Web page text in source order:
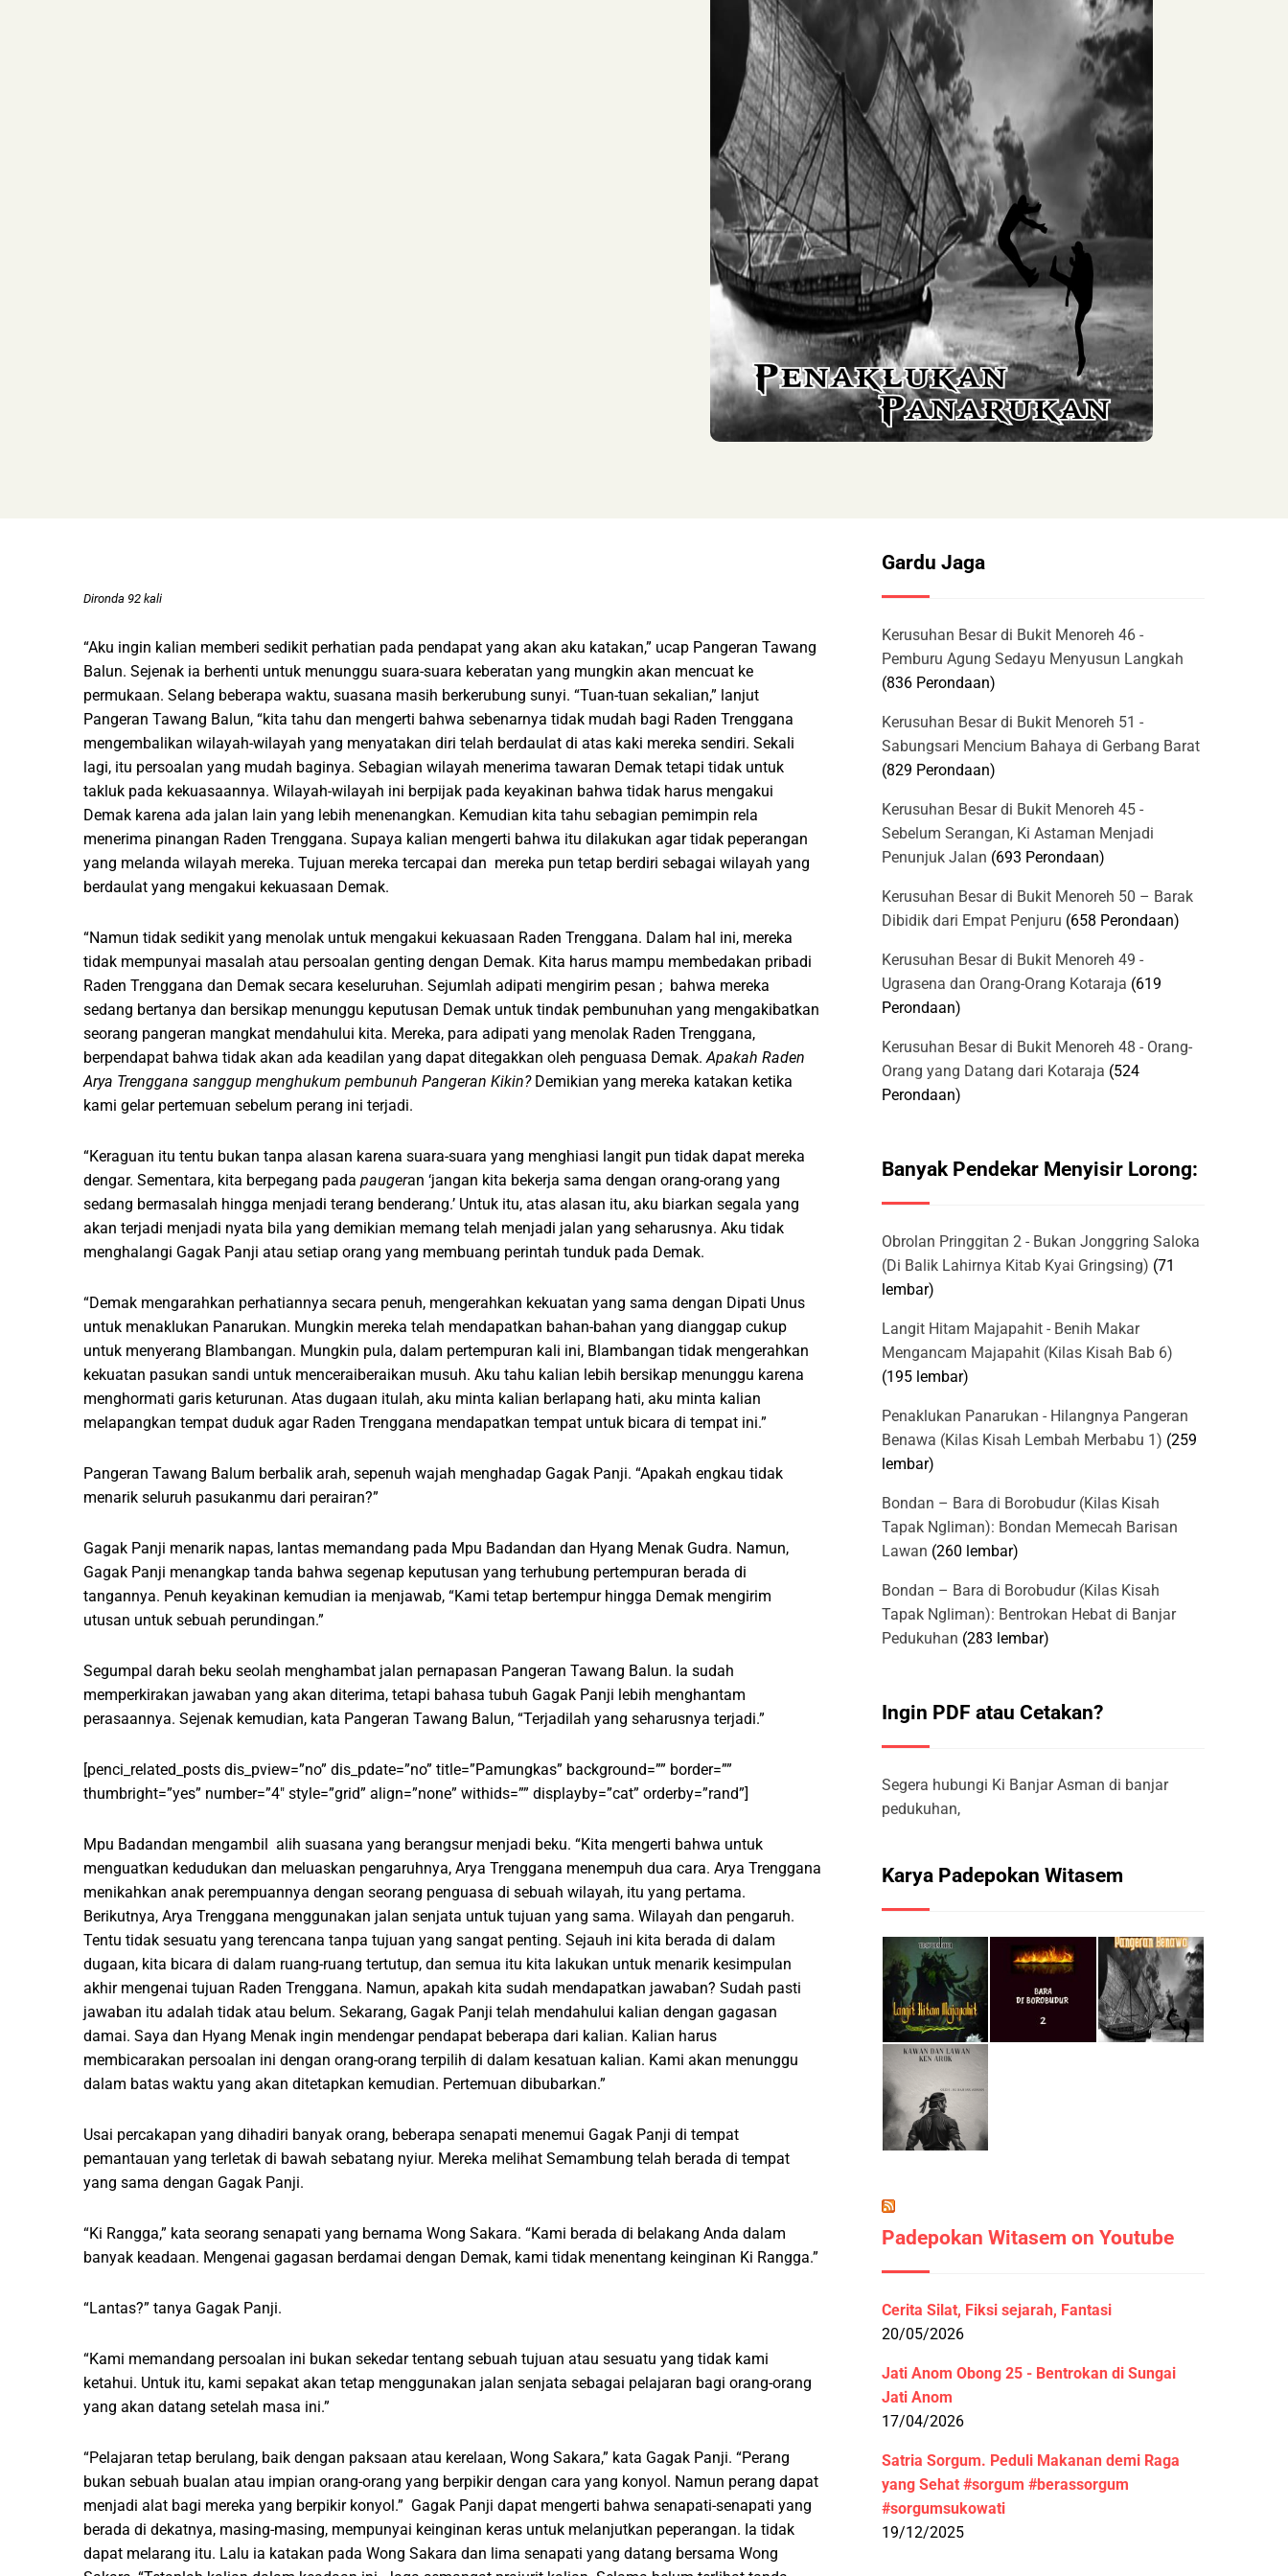
Dironda 92 kali
“Aku ingin kalian memberi sedikit perhatian pada pendapat yang akan aku katakan,” ucap Pangeran Tawang
Balun. Sejenak ia berhenti untuk menunggu suara-suara keberatan yang mungkin akan mencuat ke
permukaan. Selang beberapa waktu, suasana masih berkerubung sunyi. “Tuan-tuan sekalian,” lanjut
Pangeran Tawang Balun, “kita tahu dan mengerti bahwa sebenarnya tidak mudah bagi Raden Trenggana
mengembalikan wilayah-wilayah yang menyatakan diri telah berdaulat di atas kaki mereka sendiri. Sekali
lagi, itu persoalan yang mudah baginya. Sebagian wilayah menerima tawaran Demak tetapi tidak untuk
takluk pada kekuasaannya. Wilayah-wilayah ini berpijak pada keyakinan bahwa tidak harus mengakui
Demak karena ada jalan lain yang lebih menenangkan. Kemudian kita tahu sebagian pemimpin rela
menerima pinangan Raden Trenggana. Supaya kalian mengerti bahwa itu dilakukan agar tidak peperangan
yang melanda wilayah mereka. Tujuan mereka tercapai dan mereka pun tetap berdiri sebagai wilayah yang
berdaulat yang mengakui kekuasaan Demak.
“Namun tidak sedikit yang menolak untuk mengakui kekuasaan Raden Trenggana. Dalam hal ini, mereka
tidak mempunyai masalah atau persoalan genting dengan Demak. Kita harus mampu membedakan pribadi
Raden Trenggana dan Demak secara keseluruhan. Sejumlah adipati mengirim pesan ; bahwa mereka
sedang bertanya dan bersikap menunggu keputusan Demak untuk tindak pembunuhan yang mengakibatkan
seorang pangeran mangkat mendahului kita. Mereka, para adipati yang menolak Raden Trenggana,
berpendapat bahwa tidak akan ada keadilan yang dapat ditegakkan oleh penguasa Demak. Apakah Raden
Arya Trenggana sanggup menghukum pembunuh Pangeran Kikin? Demikian yang mereka katakan ketika
kami gelar pertemuan sebelum perang ini terjadi.
“Keraguan itu tentu bukan tanpa alasan karena suara-suara yang menghiasi langit pun tidak dapat mereka
dengar. Sementara, kita berpegang pada paugeran ‘jangan kita bekerja sama dengan orang-orang yang
sedang bermasalah hingga menjadi terang benderang.’ Untuk itu, atas alasan itu, aku biarkan segala yang
akan terjadi menjadi nyata bila yang demikian memang telah menjadi jalan yang seharusnya. Aku tidak
menghalangi Gagak Panji atau setiap orang yang membuang perintah tunduk pada Demak.
“Demak mengarahkan perhatiannya secara penuh, mengerahkan kekuatan yang sama dengan Dipati Unus
untuk menaklukan Panarukan. Mungkin mereka telah mendapatkan bahan-bahan yang dianggap cukup
untuk menyerang Blambangan. Mungkin pula, dalam pertempuran kali ini, Blambangan tidak mengerahkan
kekuatan pasukan sandi untuk menceraiberaikan musuh. Aku tahu kalian lebih bersikap menunggu karena
menghormati garis keturunan. Atas dugaan itulah, aku minta kalian berlapang hati, aku minta kalian
melapangkan tempat duduk agar Raden Trenggana mendapatkan tempat untuk bicara di tempat ini.”
Pangeran Tawang Balum berbalik arah, sepenuh wajah menghadap Gagak Panji. “Apakah engkau tidak
menarik seluruh pasukanmu dari perairan?”
Gagak Panji menarik napas, lantas memandang pada Mpu Badandan dan Hyang Menak Gudra. Namun,
Gagak Panji menangkap tanda bahwa segenap keputusan yang terhubung pertempuran berada di
tangannya. Penuh keyakinan kemudian ia menjawab, “Kami tetap bertempur hingga Demak mengirim
utusan untuk sebuah perundingan.”
Segumpal darah beku seolah menghambat jalan pernapasan Pangeran Tawang Balun. Ia sudah
memperkirakan jawaban yang akan diterima, tetapi bahasa tubuh Gagak Panji lebih menghantam
perasaannya. Sejenak kemudian, kata Pangeran Tawang Balun, “Terjadilah yang seharusnya terjadi.”
[penci_related_posts dis_pview=”no” dis_pdate=”no” title=”Pamungkas” background=”” border=””
thumbright=”yes” number=”4″ style=”grid” align=”none” withids=”” displayby=”cat” orderby=”rand”]
Mpu Badandan mengambil alih suasana yang berangsur menjadi beku. “Kita mengerti bahwa untuk
menguatkan kedudukan dan meluaskan pengaruhnya, Arya Trenggana menempuh dua cara. Arya Trenggana
menikahkan anak perempuannya dengan seorang penguasa di sebuah wilayah, itu yang pertama.
Berikutnya, Arya Trenggana menggunakan jalan senjata untuk tujuan yang sama. Wilayah dan pengaruh.
Tentu tidak sesuatu yang terencana tanpa tujuan yang sangat penting. Sejauh ini kita berada di dalam
dugaan, kita bicara di dalam ruang-ruang tertutup, dan semua itu kita lakukan untuk menarik kesimpulan
akhir mengenai tujuan Raden Trenggana. Namun, apakah kita sudah mendapatkan jawaban? Sudah pasti
jawaban itu adalah tidak atau belum. Sekarang, Gagak Panji telah mendahului kalian dengan gagasan
damai. Saya dan Hyang Menak ingin mendengar pendapat beberapa dari kalian. Kalian harus
membicarakan persoalan ini dengan orang-orang terpilih di dalam kesatuan kalian. Kami akan menunggu
dalam batas waktu yang akan ditetapkan kemudian. Pertemuan dibubarkan.”
Usai percakapan yang dihadiri banyak orang, beberapa senapati menemui Gagak Panji di tempat
pemantauan yang terletak di bawah sebatang nyiur. Mereka melihat Semambung telah berada di tempat
yang sama dengan Gagak Panji.
“Ki Rangga,” kata seorang senapati yang bernama Wong Sakara. “Kami berada di belakang Anda dalam
banyak keadaan. Mengenai gagasan berdamai dengan Demak, kami tidak menentang keinginan Ki Rangga.”
“Lantas?” tanya Gagak Panji.
“Kami memandang persoalan ini bukan sekedar tentang sebuah tujuan atau sesuatu yang tidak kami
ketahui. Untuk itu, kami sepakat akan tetap menggunakan jalan senjata sebagai pelajaran bagi orang-orang
yang akan datang setelah masa ini.”
“Pelajaran tetap berulang, baik dengan paksaan atau kerelaan, Wong Sakara,” kata Gagak Panji. “Perang
bukan sebuah bualan atau impian orang-orang yang berpikir dengan cara yang konyol. Namun perang dapat
menjadi alat bagi mereka yang berpikir konyol.” Gagak Panji dapat mengerti bahwa senapati-senapati yang
berada di dekatnya, masing-masing, mempunyai keinginan keras untuk melanjutkan peperangan. Ia tidak
dapat melarang itu. Lalu ia katakan pada Wong Sakara dan lima senapati yang datang bersama Wong
Gardu Jaga
Kerusuhan Besar di Bukit Menoreh 46 -
Pemburu Agung Sedayu Menyusun Langkah
(836 Perondaan)
Kerusuhan Besar di Bukit Menoreh 51 -
Sabungsari Mencium Bahaya di Gerbang Barat
(829 Perondaan)
Kerusuhan Besar di Bukit Menoreh 45 -
Sebelum Serangan, Ki Astaman Menjadi
Penunjuk Jalan (693 Perondaan)
Kerusuhan Besar di Bukit Menoreh 50 – Barak
Dibidik dari Empat Penjuru (658 Perondaan)
Kerusuhan Besar di Bukit Menoreh 49 -
Ugrasena dan Orang-Orang Kotaraja (619
Perondaan)
Kerusuhan Besar di Bukit Menoreh 48 - Orang-
Orang yang Datang dari Kotaraja (524
Perondaan)
Banyak Pendekar Menyisir Lorong:
Obrolan Pringgitan 2 - Bukan Jonggring Saloka
(Di Balik Lahirnya Kitab Kyai Gringsing) (71
lembar)
Langit Hitam Majapahit - Benih Makar
Mengancam Majapahit (Kilas Kisah Bab 6)
(195 lembar)
Penaklukan Panarukan - Hilangnya Pangeran
Benawa (Kilas Kisah Lembah Merbabu 1) (259
lembar)
Bondan – Bara di Borobudur (Kilas Kisah
Tapak Ngliman): Bondan Memecah Barisan
Lawan (260 lembar)
Bondan – Bara di Borobudur (Kilas Kisah
Tapak Ngliman): Bentrokan Hebat di Banjar
Pedukuhan (283 lembar)
Ingin PDF atau Cetakan?
Segera hubungi Ki Banjar Asman di banjar
pedukuhan,
Karya Padepokan Witasem
Padepokan Witasem on Youtube
Cerita Silat, Fiksi sejarah, Fantasi
20/05/2026
Jati Anom Obong 25 - Bentrokan di Sungai
Jati Anom
17/04/2026
Satria Sorgum. Peduli Makanan demi Raga
yang Sehat #sorgum #berassorgum
#sorgumsukowati
19/12/2025